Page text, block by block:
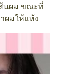
นผม ขณะที่
ผมให้แห้ง